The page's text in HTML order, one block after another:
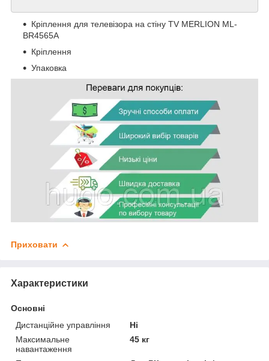
Кріплення для телевізора на стіну TV MERLION ML-
BR4565A
Кріплення
Упаковка
Приховати
Характеристики
Основні
Дистанційне управління
Ні
Максимальне
навантаження
45 кг